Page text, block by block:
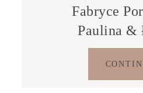
Fabryce
Paulina &